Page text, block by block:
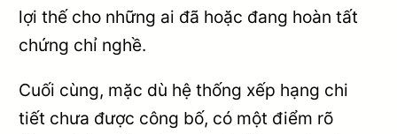
lợi thế cho những ai đã hoặc đang hoàn tất
chứng chỉ nghề.
Cuối cùng, mặc dù hệ thống xếp hạng chi
tiết chưa được công bố, có một điểm rõ